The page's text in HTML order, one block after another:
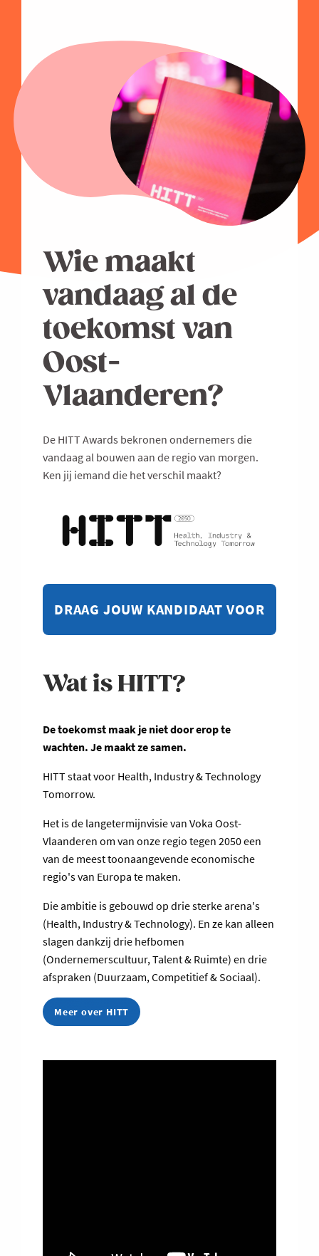
Wie maakt
vandaag al de
toekomst van
Oost-
Vlaanderen?
De HITT Awards bekronen ondernemers die
vandaag al bouwen aan de regio van morgen.
Ken jij iemand die het verschil maakt?
DRAAG JOUW KANDIDAAT VOOR
Wat is HITT?
De toekomst maak je niet door erop te
wachten. Je maakt ze samen.
HITT staat voor Health, Industry & Technology
Tomorrow.
Het is de langetermijnvisie van Voka Oost-
Vlaanderen om van onze regio tegen 2050 een
van de meest toonaangevende economische
regio's van Europa te maken.
Die ambitie is gebouwd op drie sterke arena's
(Health, Industry & Technology). En ze kan alleen
slagen dankzij drie hefbomen
(Ondernemerscultuur, Talent & Ruimte) en drie
afspraken (Duurzaam, Competitief & Sociaal).
Meer over HITT